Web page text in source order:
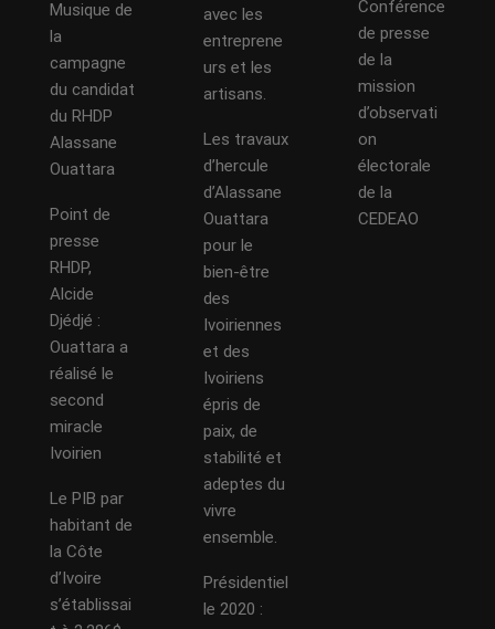
Musique de
la
campagne
du candidat
du RHDP
Alassane
Ouattara
Point de
presse
RHDP,
Alcide
Djédjé :
Ouattara a
réalisé le
second
miracle
Ivoirien
Le PIB par
habitant de
la Côte
d’Ivoire
s’établissai
avec les
entreprene
urs et les
artisans.
Les travaux
d’hercule
d’Alassane
Ouattara
pour le
bien-être
des
Ivoiriennes
et des
Ivoiriens
épris de
paix, de
stabilité et
adeptes du
vivre
ensemble.
Présidentiel
le 2020 :
Conférence
de presse
de la
mission
d’observati
on
électorale
de la
CEDEAO